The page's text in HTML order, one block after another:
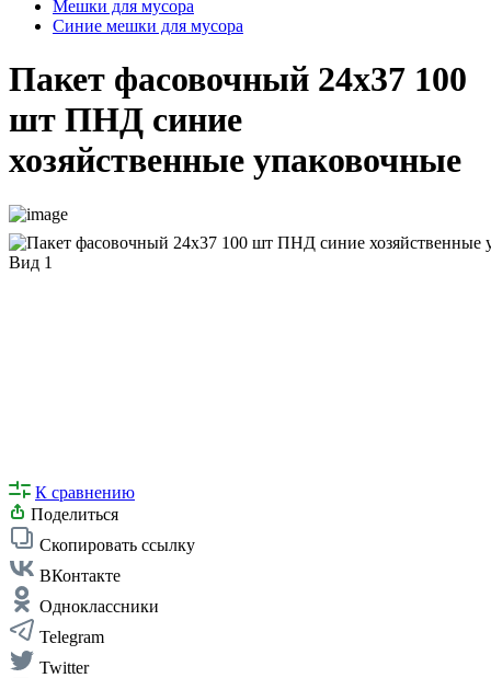
Мешки для мусора
Синие мешки для мусора
Пакет фасовочный 24х37 100
шт ПНД синие
хозяйственные упаковочные
К сравнению
Поделиться
Скопировать ссылку
ВКонтакте
Одноклассники
Telegram
Twitter